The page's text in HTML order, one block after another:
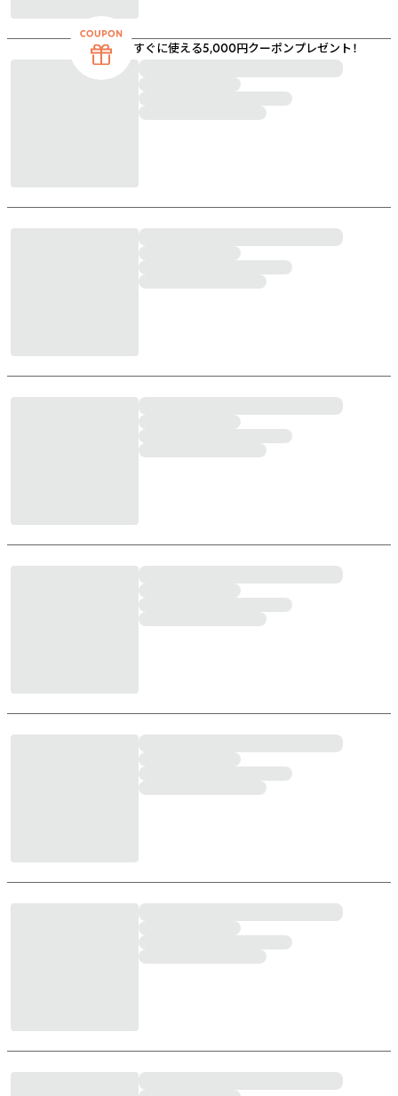
すぐに使える5,000円クーポンプレゼント！